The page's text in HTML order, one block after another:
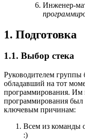
Инженер-
1. Подготовка
1.1. Выбор стека
Руководителем
обладавший на тот
программирования. Им
программирования
ключевым причинам:
Всем из команды
:)